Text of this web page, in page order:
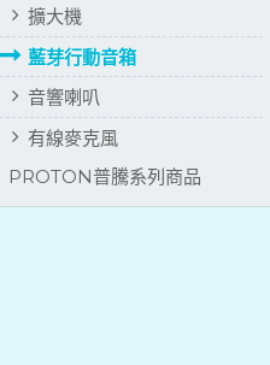
擴大機
藍芽行動音箱
音響喇叭
有線麥克風
PROTON普騰系列商品